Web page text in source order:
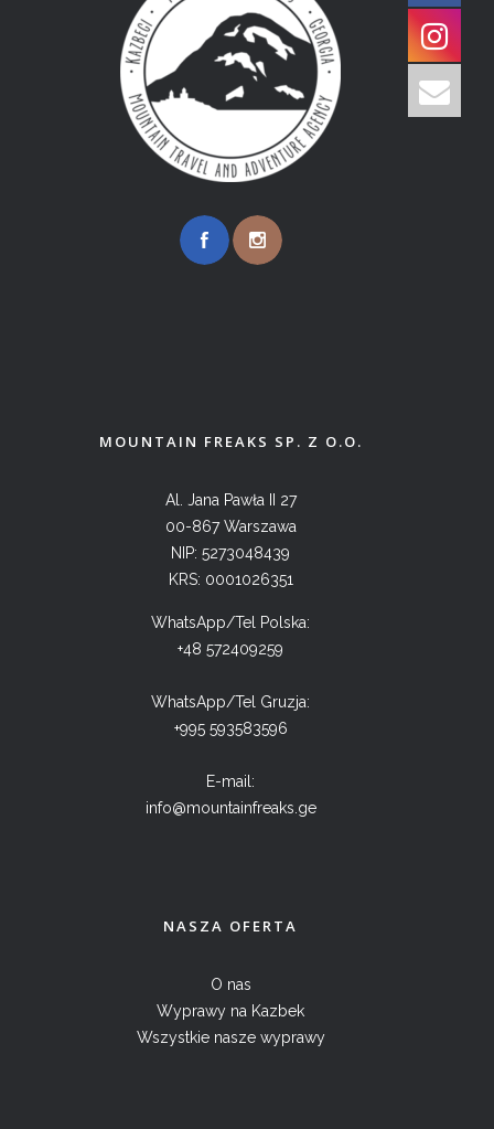
MOUNTAIN FREAKS SP. Z O.O.
Al. Jana Pawła II 27
00-867 Warszawa
NIP: 5273048439
KRS: 0001026351
WhatsApp/Tel Polska:
+48 572409259
WhatsApp/Tel Gruzja:
+995 593583596
E-mail:
info@mountainfreaks.ge
NASZA OFERTA
O nas
Wyprawy na Kazbek
Wszystkie nasze wyprawy